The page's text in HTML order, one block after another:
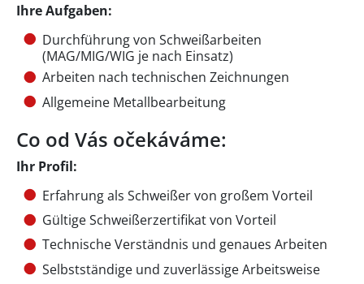
Ihre Aufgaben:
Durchführung von Schweißarbeiten
(MAG/MIG/WIG je nach Einsatz)
Arbeiten nach technischen Zeichnungen
Allgemeine Metallbearbeitung
Co od Vás očekáváme:
Ihr Profil:
Erfahrung als Schweißer von großem Vorteil
Gültige Schweißerzertifikat von Vorteil
Technische Verständnis und genaues Arbeiten
Selbstständige und zuverlässige Arbeitsweise